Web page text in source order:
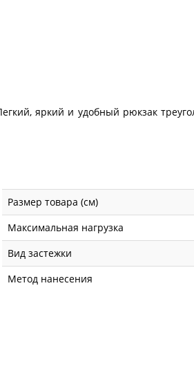
яркий и удобный рюкзак
Размер товара (см)
Максимальная нагрузка
Вид застежки
Метод нанесения